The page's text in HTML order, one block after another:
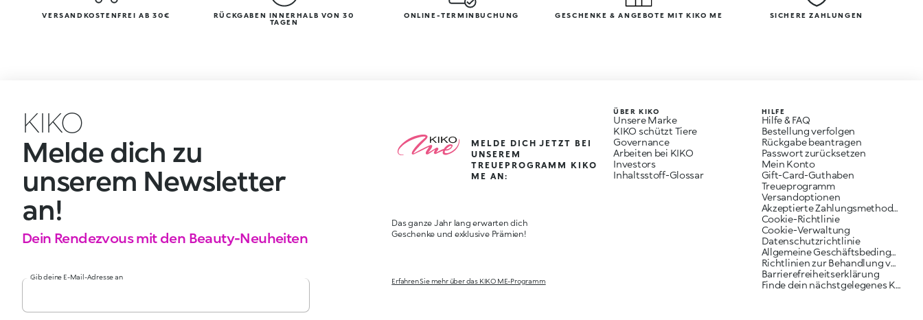
VERSANDKOSTENFREI AB 30€
RÜCKGABEN INNERHALB VON 30
TAGEN
ONLINE-TERMINBUCHUNG GESCHENKE & ANGEBOTE MIT KIKO ME SICHERE ZAHLUNGEN
KIKO
Melde dich zu
unserem Newsletter
an!
Dein Rendezvous mit den Beauty-Neuheiten
Gib deine E-Mail-Adresse an
MELDE DICH JETZT BEI
UNSEREM
TREUEPROGRAMM KIKO
ME AN:
Das ganze Jahr lang erwarten dich
Geschenke und exklusive Prämien!
Erfahren Sie mehr über das KIKO ME-Programm
ÜBER KIKO
Unsere Marke
KIKO schützt Tiere
Governance
Arbeiten bei KIKO
Investors
Inhaltsstoff-Glossar
HILFE
Hilfe & FAQ
Bestellung verfolgen
Rückgabe beantragen
Passwort zurücksetzen
Mein Konto
Gift-Card-Guthaben
Treueprogramm
Versandoptionen
Akzeptierte Zahlungsmethoden
Cookie-Richtlinie
Cookie-Verwaltung
Datenschutzrichtlinie
Allgemeine Geschäftsbedingungen
Richtlinien zur Behandlung von Reklamationen
Barrierefreiheitserklärung
Finde dein nächstgelegenes KIKO Geschäft